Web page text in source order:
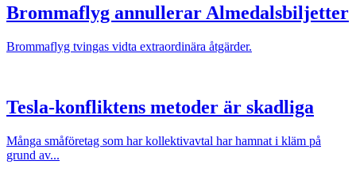
Brommaflyg annullerar Almedalsbiljetter
Brommaflyg tvingas vidta extraordinära åtgärder.
Tesla-konfliktens metoder är skadliga
Många småföretag som har kollektivavtal har hamnat i kläm på
grund av...